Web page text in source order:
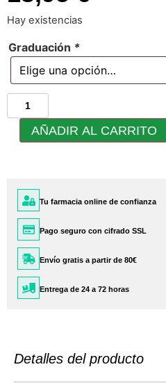
Hay existencias
Graduación *
AÑADIR AL CARRITO
Tu farmacia online de confianza
Pago seguro con cifrado SSL
Envío gratis a partir de 80€
Entrega de 24 a 72 horas
Detalles del producto